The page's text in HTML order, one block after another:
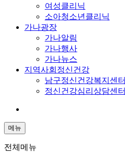
여성클리닉
소아청소년클리닉
가나광장
가나알림
가나행사
가나뉴스
지역사회정신건강
남구정신건강복지센터
정신건강심리상담센터
메뉴
전체메뉴